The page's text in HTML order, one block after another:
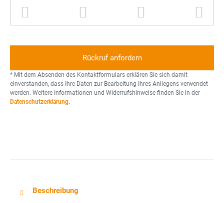
e
e
o
n
l
t
z
e
s
n
ü
l
o
n
* Mit dem Absenden des Kontaktformulars erklären Sie sich damit
einverstanden, dass Ihre Daten zur Bearbeitung Ihres Anliegens verwendet
werden. Weitere Informationen und Widerrufshinweise finden Sie in der
Datenschutzerklärung.
Beschreibung